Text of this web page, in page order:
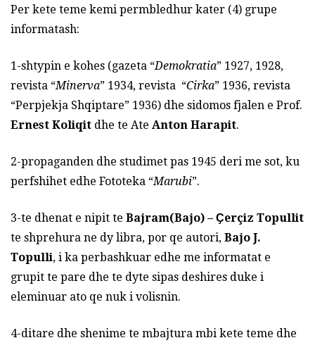
Per kete teme kemi permbledhur kater (4) grupe
informatash:
1-shtypin e kohes (gazeta “Demokratia” 1927, 1928,
revista “Minerva” 1934, revista “Cirka” 1936, revista
“Perpjekja Shqiptare” 1936) dhe sidomos fjalen e Prof.
Ernest Koliqit dhe te Ate Anton Harapit.
2-propaganden dhe studimet pas 1945 deri me sot, ku
perfshihet edhe Fototeka “Marubi”.
3-te dhenat e nipit te Bajram(Bajo) – Ҫerçiz Topullit
te shprehura ne dy libra, por qe autori, Bajo J.
Topulli, i ka perbashkuar edhe me informatat e
grupit te pare dhe te dyte sipas deshires duke i
eleminuar ato qe nuk i volisnin.
4-ditare dhe shenime te mbajtura mbi kete teme dhe